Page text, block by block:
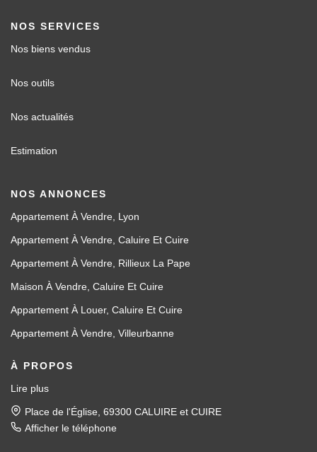
NOS SERVICES
Nos biens vendus
Nos outils
Nos actualités
Estimation
NOS ANNONCES
Appartement À Vendre, Lyon
Appartement À Vendre, Caluire Et Cuire
Appartement À Vendre, Rillieux La Pape
Maison À Vendre, Caluire Et Cuire
Appartement À Louer, Caluire Et Cuire
Appartement À Vendre, Villeurbanne
À PROPOS
Lire plus
Place de l'Église, 69300 CALUIRE et CUIRE
Afficher le téléphone